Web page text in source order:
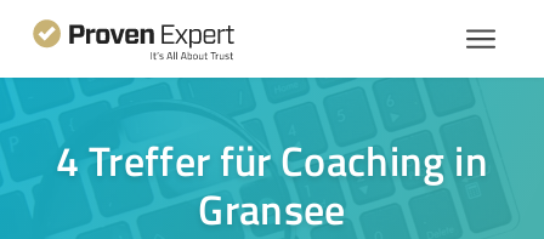
4 Treffer für Coaching in
Gransee